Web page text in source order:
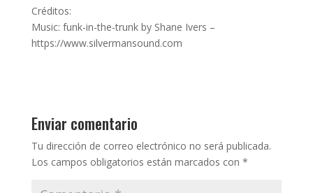
Créditos:
Music: funk-in-the-trunk by Shane Ivers –
https://www.silvermansound.com
Enviar comentario
Tu dirección de correo electrónico no será publicada.
Los campos obligatorios están marcados con *